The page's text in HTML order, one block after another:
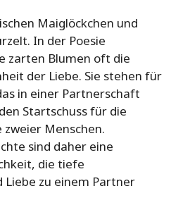
Maiglöckchen und
In der Poesie
zarten Blumen oft die
der Liebe. Sie stehen für
in einer Partnerschaft
Startschuss für die
zweier Menschen.
sind daher eine
die tiefe
Liebe zu einem Partner